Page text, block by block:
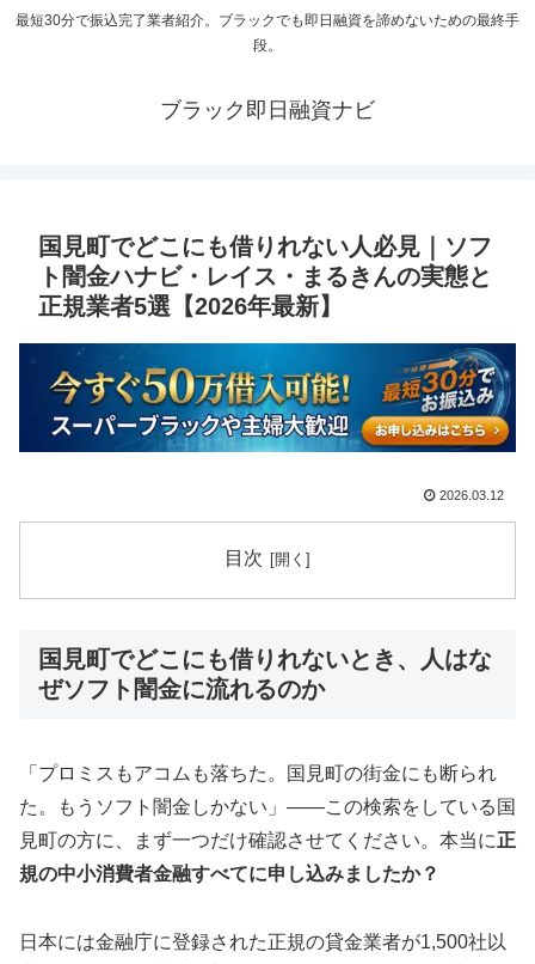
最短30分で振込完了業者紹介。ブラックでも即日融資を諦めないための最終手
段。
ブラック即日融資ナビ
国見町でどこにも借りれない人必見｜ソフ
ト闇金ハナビ・レイス・まるきんの実態と
正規業者5選【2026年最新】
2026.03.12
目次
国見町でどこにも借りれないとき、人はな
ぜソフト闇金に流れるのか
「プロミスもアコムも落ちた。国見町の街金にも断られ
た。もうソフト闇金しかない」——この検索をしている国
見町の方に、まず一つだけ確認させてください。本当に正
規の中小消費者金融すべてに申し込みましたか？
日本には金融庁に登録された正規の貸金業者が1,500社以